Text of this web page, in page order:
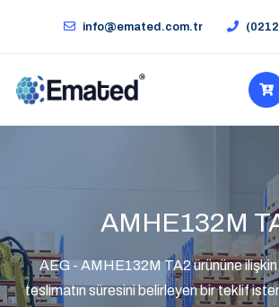
info@emated.com.tr
AMHE132M
AEG - AMHE132M TA2 ürününe ilişkin
teslimatın süresini belirleyen bir teklif